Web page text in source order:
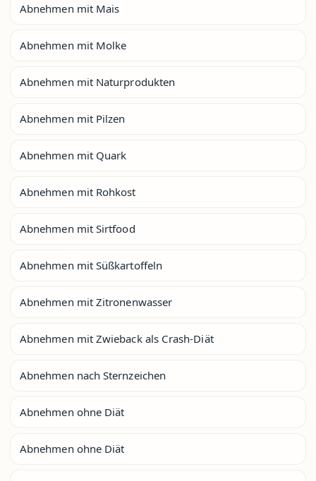
Abnehmen mit Mais
Abnehmen mit Molke
Abnehmen mit Naturprodukten
Abnehmen mit Pilzen
Abnehmen mit Quark
Abnehmen mit Rohkost
Abnehmen mit Sirtfood
Abnehmen mit Süßkartoffeln
Abnehmen mit Zitronenwasser
Abnehmen mit Zwieback als Crash-Diät
Abnehmen nach Sternzeichen
Abnehmen ohne Diät
Abnehmen ohne Diät